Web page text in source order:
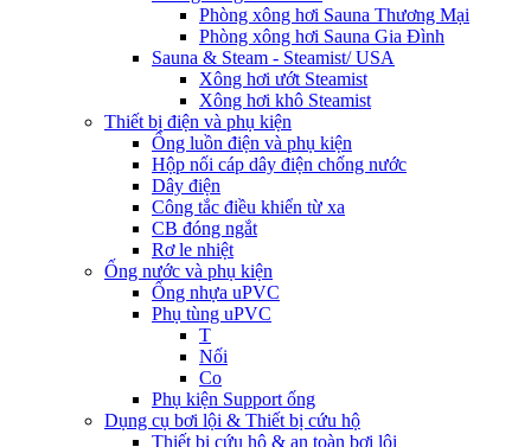
Phòng xông hơi Sauna Thương Mại
Phòng xông hơi Sauna Gia Đình
Sauna & Steam - Steamist/ USA
Xông hơi ướt Steamist
Xông hơi khô Steamist
Thiết bị điện và phụ kiện
Ống luồn điện và phụ kiện
Hộp nối cáp dây điện chống nước
Dây điện
Công tắc điều khiển từ xa
CB đóng ngắt
Rơ le nhiệt
Ống nước và phụ kiện
Ống nhựa uPVC
Phụ tùng uPVC
T
Nối
Co
Phụ kiện Support ống
Dụng cụ bơi lội & Thiết bị cứu hộ
Thiết bị cứu hộ & an toàn bơi lội